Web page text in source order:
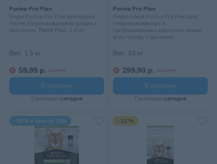
Purina Pro Plan
Корм Purina Pro Plan для кошек
после стерилизации/кастрации с
кроликом, Renal Plus, 1,5 кг
Вес: 1,5 кг
59,99 р. 67,99 р.
В корзину
Самовывозсегодня
Purina Pro Plan
Корм сухой Purina Pro Plan для
стерилизованных и
кастрированных взрослых кошек
всех пород, с высоким
лосося, Sterilised Adult Renal Plus,
10 кг
Вес: 10 кг
299,90 р. 353,61 р.
В корзину
Самовывозсегодня
-15% в чеке от 25р -12 %